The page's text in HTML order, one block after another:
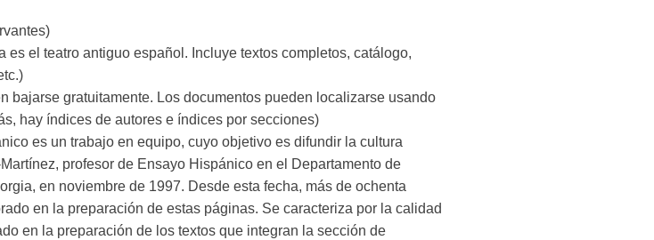
es el teatro antiguo español. Incluye textos completos, catálogo,
bajarse gratuitamente. Los documentos pueden localizarse usando
hay índices de autores e índices por secciones)
es un trabajo en equipo, cuyo objetivo es difundir la cultura
profesor de Ensayo Hispánico en el Departamento de
en noviembre de 1997. Desde esta fecha, más de ochenta
en la preparación de estas páginas. Se caracteriza por la calidad
en la preparación de los textos que integran la sección de